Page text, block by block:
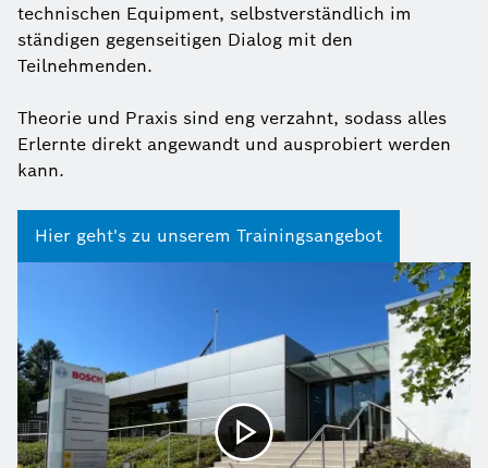
technischen Equipment, selbstverständlich im
ständigen gegenseitigen Dialog mit den
Teilnehmenden.
Theorie und Praxis sind eng verzahnt, sodass alles
Erlernte direkt angewandt und ausprobiert werden
kann.
Hier geht's zu unserem Trainingsangebot